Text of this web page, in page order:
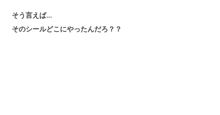
そう言えば…
そのシールどこにやったんだろ？？